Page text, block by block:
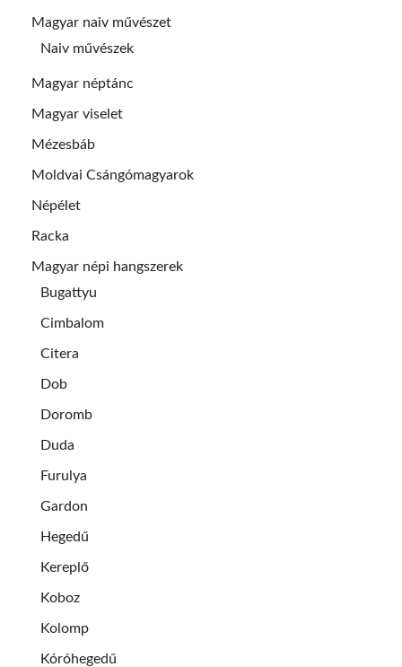
Magyar naiv művészet
Naiv művészek
Magyar néptánc
Magyar viselet
Mézesbáb
Moldvai Csángómagyarok
Népélet
Racka
Magyar népi hangszerek
Bugattyu
Cimbalom
Citera
Dob
Doromb
Duda
Furulya
Gardon
Hegedű
Kereplő
Koboz
Kolomp
Kóróhegedű